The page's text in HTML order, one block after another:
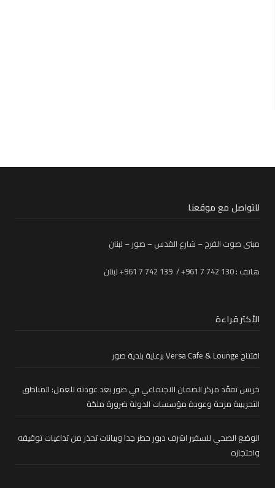
للتواصل مع موقعنا
مبنى صوت الفرح – شارع القدس – صور – لبنان
هاتف : 130 742 7 961+ / 139 742 7 961+ لبنان
الأكثر قراءة
افتتاح Versa Cafe & Lounge برعاية بلدية صور
خريس تفقّد مركز الضمان الاجتماعي في صور بعد عودته للعمل: المناطق
التجريبية مزحة وعودة مؤسسات الدولة ضرورة ملحّة
الوضع الصحي للسفير اشرف دبور خطر جدا وبيانات تحذر من تداعيات توقيفه
واحتجازه